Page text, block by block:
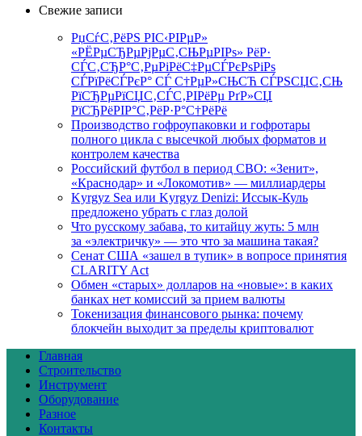
Свежие записи
РџСѓС‚РёРЅ РІС‹РІРµР»
«РЁРµСЂРµРјРµС‚СЊРµРІРѕ» РёР·
СЃС‚СЂР°С‚РµРіРёС‡РµСЃРєРѕРіРѕ
СЃРїРёСЃРєР° СЃ С†РµР»СЊСЋ СЃРЅСЏС‚СЊ
РїСЂРµРїСЏС‚СЃС‚РІРёРµ РґР»СЏ
РїСЂРёРІР°С‚РёР·Р°С†РёРё
Производство гофроупаковки и гофротары
полного цикла с высечкой любых форматов и
контролем качества
Российский футбол в период СВО: «Зенит»,
«Краснодар» и «Локомотив» — миллиардеры
Kyrgyz Sea или Kyrgyz Denizi: Иссык-Куль
предложено убрать с глаз долой
Что русскому забава, то китайцу жуть: 5 млн
за «электричку» — это что за машина такая?
Сенат США «зашел в тупик» в вопросе принятия
CLARITY Act
Обмен «старых» долларов на «новые»: в каких
банках нет комиссий за прием валюты
Токенизация финансового рынка: почему
блокчейн выходит за пределы криптовалют
Главная
Строительство
Инструмент
Оборудование
Разное
Контакты